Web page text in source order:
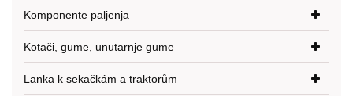
Komponente paljenja
Kotači, gume, unutarnje gume
Lanka k sekačkám a traktorům